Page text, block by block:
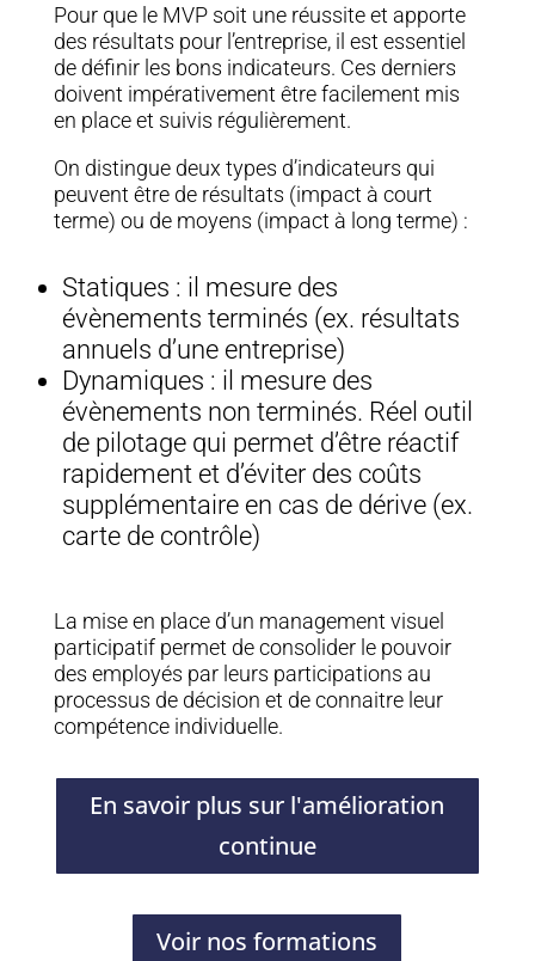
Pour que le MVP soit une réussite et apporte
des résultats pour l’entreprise, il est essentiel
de définir les bons indicateurs. Ces derniers
doivent impérativement être facilement mis
en place et suivis régulièrement.
On distingue deux types d’indicateurs qui
peuvent être de résultats (impact à court
terme) ou de moyens (impact à long terme) :
Statiques : il mesure des
évènements terminés (ex. résultats
annuels d’une entreprise)
Dynamiques : il mesure des
évènements non terminés. Réel outil
de pilotage qui permet d’être réactif
rapidement et d’éviter des coûts
supplémentaire en cas de dérive (ex.
carte de contrôle)
La mise en place d’un management visuel
participatif permet de consolider le pouvoir
des employés par leurs participations au
processus de décision et de connaitre leur
compétence individuelle.
En savoir plus sur l'amélioration
continue
Voir nos formations